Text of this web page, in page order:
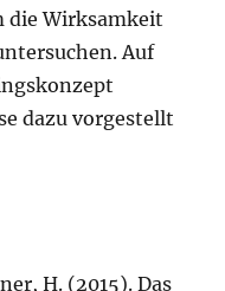
die Wirksamkeit
Auf
dazu vorgestellt
H. (2015). Das